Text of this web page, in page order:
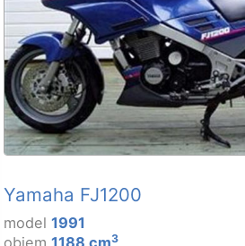
Yamaha FJ1200
model 1991
3